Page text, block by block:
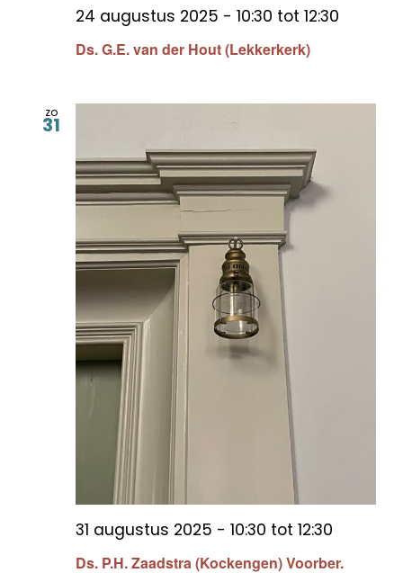
Ds. G.E. van der Hout (Lekkerkerk)
24 augustus 2025 - 10:30 tot 12:30
zo
31
Ds. P.H. Zaadstra (Kockengen) Voorber.
31 augustus 2025 - 10:30 tot 12:30